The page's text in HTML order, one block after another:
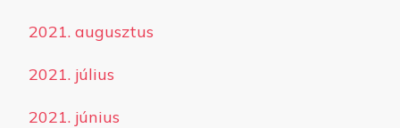
2021. augusztus
2021. július
2021. június